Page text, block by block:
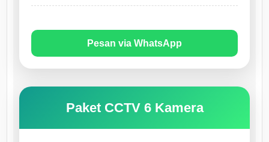
Pesan via WhatsApp
Paket CCTV 6 Kamera